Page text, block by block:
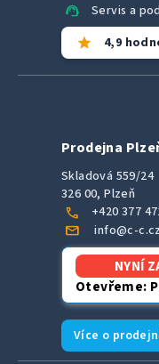
support_agent Servis a
star 4,9
Prodejna
Skladová 559/24
326 00, Plzeň
call +420 377
mail info@c-c.cz
NYNÍ
Otevřeme:
Více o